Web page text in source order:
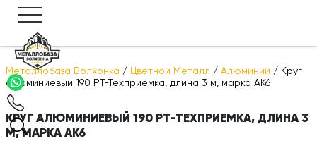
Металлобаза Волхонка / Цветной Металл / Алюминий / Круг
алюминиевый 190 РТ-Техприемка, длина 3 м, марка АК6
КРУГ АЛЮМИНИЕВЫЙ 190 РТ-ТЕХПРИЕМКА, ДЛИНА 3
М, МАРКА АК6